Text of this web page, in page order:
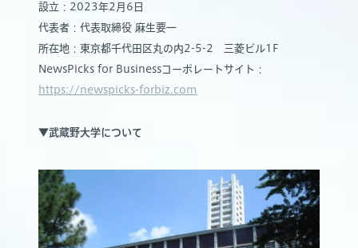
設立：2023年2月6日
代表者：代表取締役 麻生要一
所在地：東京都千代田区丸の内2-5-2 三菱ビル1F
NewsPicks for Businessコーポレートサイト：
https://newspicks-forbiz.com
▼武蔵野大学について